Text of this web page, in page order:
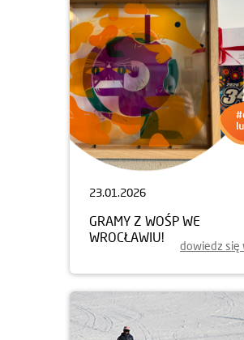
23.01.2026
GRAMY Z WOŚP WE
WROCŁAWIU!
dowiedz się